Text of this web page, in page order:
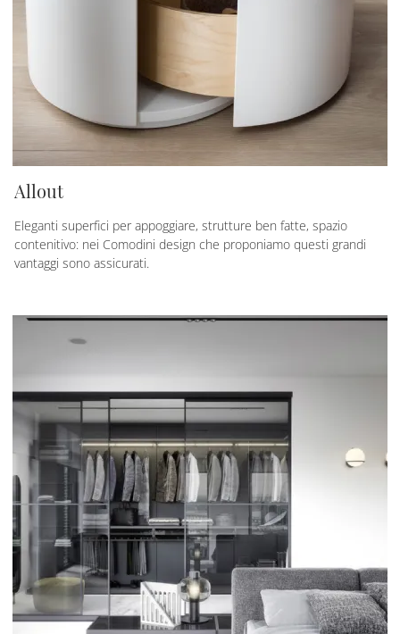
Allout
Eleganti superfici per appoggiare, strutture ben fatte, spazio
contenitivo: nei Comodini design che proponiamo questi grandi
vantaggi sono assicurati.